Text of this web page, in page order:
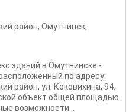
район, Омутнинск,
зданий в Омутнинске -
по адресу:
район, ул. Коковихина, 94.
объект общей площадью
возможности...